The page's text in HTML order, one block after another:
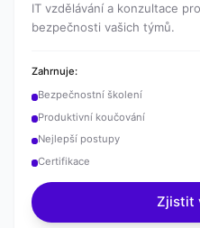
IT vzdělávání a konzultace
bezpečnosti vašich týmů.
Zahrnuje:
Bezpečnostní školení
Produktivní koučování
Nejlepší postupy
Certifikace
Zjistit